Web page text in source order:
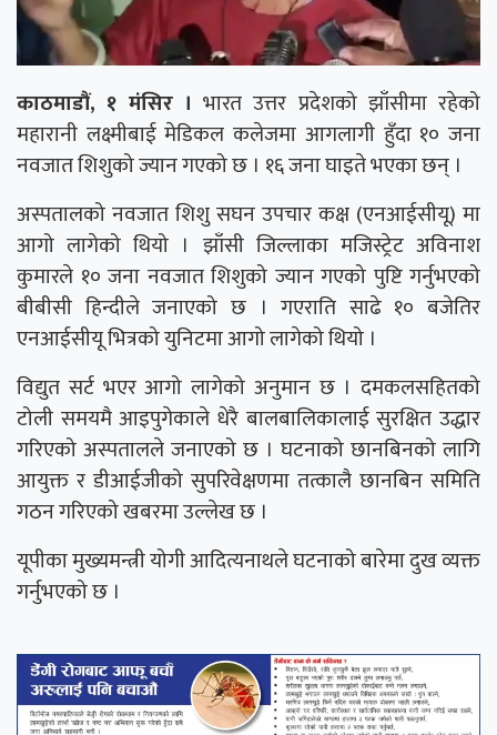
काठमाडौं, १ मंसिर । भारत उत्तर प्रदेशको झाँसीमा रहेको
महारानी लक्ष्मीबाई मेडिकल कलेजमा आगलागी हुँदा १० जना
नवजात शिशुको ज्यान गएको छ । १६ जना घाइते भएका छन् ।
अस्पतालको नवजात शिशु सघन उपचार कक्ष (एनआईसीयू) मा
आगो लागेको थियो । झाँसी जिल्लाका मजिस्ट्रेट अविनाश
कुमारले १० जना नवजात शिशुको ज्यान गएको पुष्टि गर्नुभएको
बीबीसी हिन्दीले जनाएको छ । गएराति साढे १० बजेतिर
एनआईसीयू भित्रको युनिटमा आगो लागेको थियो ।
विद्युत सर्ट भएर आगो लागेको अनुमान छ । दमकलसहितको
टोली समयमै आइपुगेकाले धेरै बालबालिकालाई सुरक्षित उद्धार
गरिएको अस्पतालले जनाएको छ । घटनाको छानबिनको लागि
आयुक्त र डीआईजीको सुपरिवेक्षणमा तत्कालै छानबिन समिति
गठन गरिएको खबरमा उल्लेख छ ।
यूपीका मुख्यमन्त्री योगी आदित्यनाथले घटनाको बारेमा दुख व्यक्त
गर्नुभएको छ ।